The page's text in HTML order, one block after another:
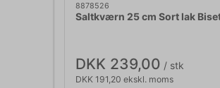
8878526
Saltkværn 25 cm Sort lak
DKK 239,00 / stk
DKK 191,20 ekskl. moms